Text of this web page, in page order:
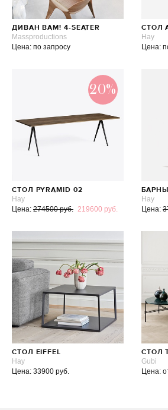
ДИВАН BAM! 4-SEATER
Massproductions
Цена: по запросу
СТОЛ
Hay
Цена:
20%
СТОЛ PYRAMID 02
Hay
Цена: 274500 руб. 219600 руб.
Hay
Цена:
СТОЛ EIFFEL
Hay
Цена: 33900 руб.
СТОЛ
Gubi
Цена: